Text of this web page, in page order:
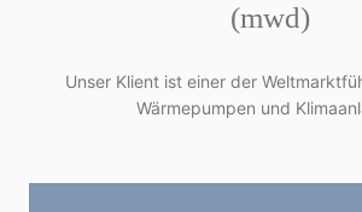
(mwd)
Unser Klient ist einer der
Wärmepumpen und